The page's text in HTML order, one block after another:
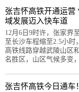
张吉怀高铁开通运营
域发展迈入快车道
12月6日9时许，张家界
至长沙车程缩至2.5小时
高铁线路穿越武陵山区
名胜区，山区气候多变
张吉怀高铁今日通车